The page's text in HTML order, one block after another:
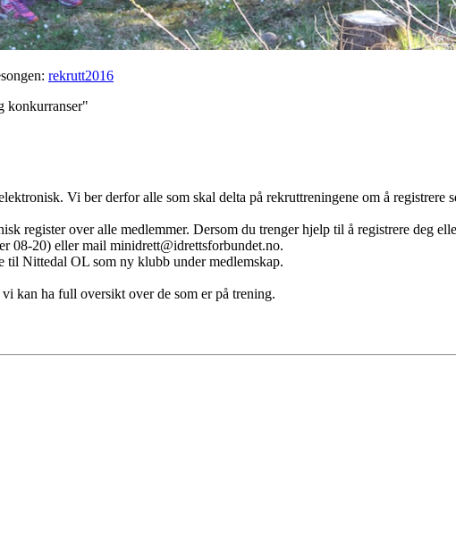
rekrutt2016
konkurranser"
Vi ber derfor alle som skal delta på rekruttreningene om å registrere
register over alle medlemmer. Dersom du trenger hjelp til å registrere deg
08-20) eller mail minidrett@idrettsforbundet.no.
til Nittedal OL som ny klubb under medlemskap.
kan ha full oversikt over de som er på trening.